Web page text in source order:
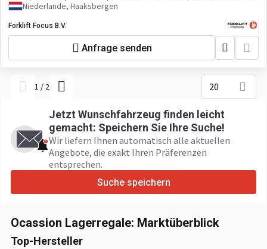
Niederlande, Haaksbergen
Forklift Focus B.V.
Anfrage senden
1 / 2 20
Jetzt Wunschfahrzeug finden leicht
gemacht: Speichern Sie Ihre Suche!
Wir liefern Ihnen automatisch alle aktuellen
Angebote, die exakt Ihren Präferenzen
entsprechen.
Suche speichern
Ocassion Lagerregale: Marktüberblick
Top-Hersteller